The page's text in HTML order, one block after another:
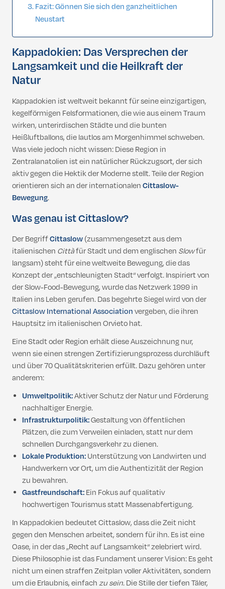
Fazit: Gönnen Sie sich den ganzheitlichen
Neustart
Kappadokien: Das Versprechen der
Langsamkeit und die Heilkraft der
Natur
Kappadokien ist weltweit bekannt für seine einzigartigen,
kegelförmigen Felsformationen, die wie aus einem Traum
wirken, unterirdischen Städte und die bunten
Heißluftballons, die lautlos am Morgenhimmel schweben.
Was viele jedoch nicht wissen: Diese Region in
Zentralanatolien ist ein natürlicher Rückzugsort, der sich
aktiv gegen die Hektik der Moderne stellt. Teile der Region
orientieren sich an der internationalenCittaslow-
Bewegung.
Was genau ist Cittaslow?
Der BegriffCittaslow(zusammengesetzt aus dem
italienischen Cittàfür Stadt und dem englischen Slowfür
langsam) steht für eine weltweite Bewegung, die das
Konzept der „entschleunigten Stadt“ verfolgt. Inspiriert von
der Slow-Food-Bewegung, wurde das Netzwerk 1999 in
Italien ins Leben gerufen. Das begehrte Siegel wird von der
Cittaslow International Associationvergeben, die ihren
Hauptsitz im italienischen Orvieto hat.
Eine Stadt oder Region erhält diese Auszeichnung nur,
wenn sie einen strengen Zertifizierungsprozess durchläuft
und über 70 Qualitätskriterien erfüllt. Dazu gehören unter
anderem:
Umweltpolitik:Aktiver Schutz der Natur und Förderung
nachhaltiger Energie.
Infrastrukturpolitik:Gestaltung von öffentlichen
Plätzen, die zum Verweilen einladen, statt nur dem
schnellen Durchgangsverkehr zu dienen.
Lokale Produktion:Unterstützung von Landwirten und
Handwerkern vor Ort, um die Authentizität der Region
zu bewahren.
Gastfreundschaft:Ein Fokus auf qualitativ
hochwertigen Tourismus statt Massenabfertigung.
In Kappadokien bedeutet Cittaslow, dass die Zeit nicht
gegen den Menschen arbeitet, sondern für ihn. Es ist eine
Oase, in der das „Recht auf Langsamkeit“ zelebriert wird.
Diese Philosophie ist das Fundament unserer Vision: Es geht
nicht um einen straffen Zeitplan voller Aktivitäten, sondern
um die Erlaubnis, einfachzu sein. Die Stille der tiefen Täler,